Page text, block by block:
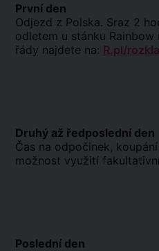
První den
Odjezd z Polska. Sraz 2
odletem u stánku
řády najdete na: R.pl/
Druhý až ředposlední den
Čas na odpočinek,
možnost využití
Poslední den